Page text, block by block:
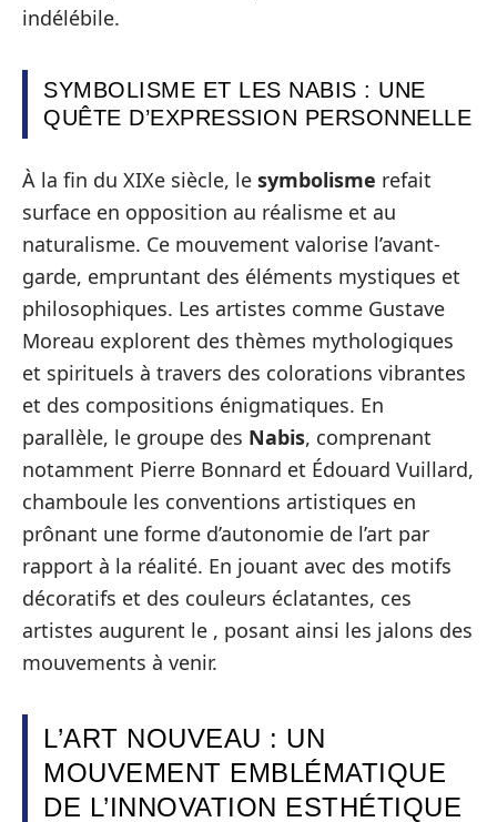
indélébile.
SYMBOLISME ET LES NABIS : UNE
QUÊTE D’EXPRESSION PERSONNELLE
À la fin du XIXe siècle, le symbolisme refait
surface en opposition au réalisme et au
naturalisme. Ce mouvement valorise l’avant-
garde, empruntant des éléments mystiques et
philosophiques. Les artistes comme Gustave
Moreau explorent des thèmes mythologiques
et spirituels à travers des colorations vibrantes
et des compositions énigmatiques. En
parallèle, le groupe des Nabis, comprenant
notamment Pierre Bonnard et Édouard Vuillard,
chamboule les conventions artistiques en
prônant une forme d’autonomie de l’art par
rapport à la réalité. En jouant avec des motifs
décoratifs et des couleurs éclatantes, ces
artistes augurent le , posant ainsi les jalons des
mouvements à venir.
L’ART NOUVEAU : UN
MOUVEMENT EMBLÉMATIQUE
DE L’INNOVATION ESTHÉTIQUE